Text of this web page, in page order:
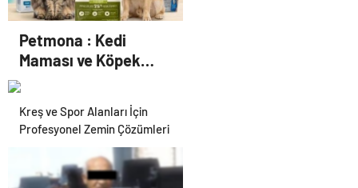
Petmona : Kedi
Maması ve Köpek
Maması İle Tüm Evcil
Hayvan Ürünleri
Kreş ve Spor Alanları İçin
Profesyonel Zemin Çözümleri